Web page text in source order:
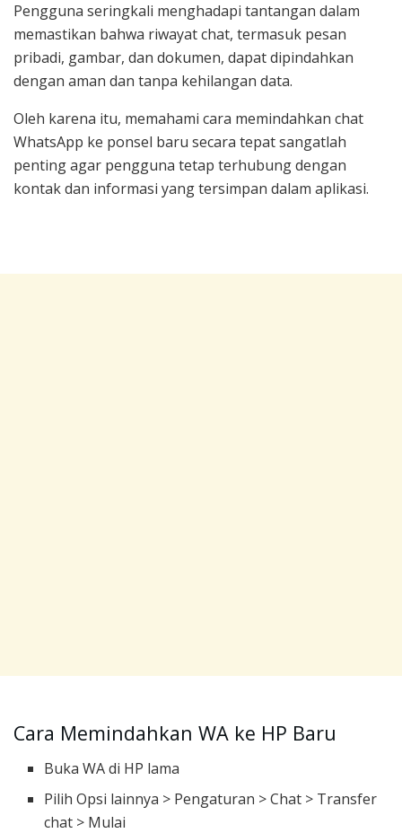
Pengguna seringkali menghadapi tantangan dalam
memastikan bahwa riwayat chat, termasuk pesan
pribadi, gambar, dan dokumen, dapat dipindahkan
dengan aman dan tanpa kehilangan data.
Oleh karena itu, memahami cara memindahkan chat
WhatsApp ke ponsel baru secara tepat sangatlah
penting agar pengguna tetap terhubung dengan
kontak dan informasi yang tersimpan dalam aplikasi.
Cara Memindahkan WA ke HP Baru
Buka WA di HP lama
Pilih Opsi lainnya > Pengaturan > Chat > Transfer
chat > Mulai